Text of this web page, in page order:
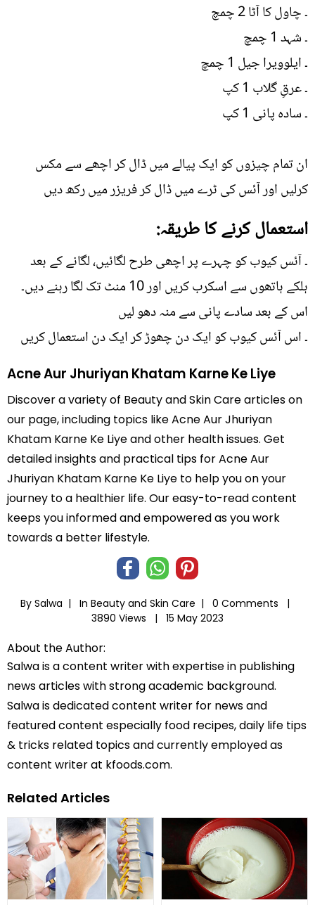
۔ چاول کا آٹا 2 چمچ
۔ شہد 1 چمچ
۔ ایلوویرا جیل 1 چمچ
۔ عرقِ گلاب 1 کپ
۔ سادہ پانی 1 کپ
ان تمام چیزوں کو ایک پیالے میں ڈال کر اچھے سے مکس
کرلیں اور آئس کی ٹرے میں ڈال کر فریزر میں رکھ دیں
استعمال کرنے کا طریقہ:
۔ آئس کیوب کو چہرے پر اچھی طرح لگائیں، لگانے کے بعد
ہلکے ہاتھوں سے اسکرب کریں اور 10 منٹ تک لگا رہنے دیں۔
اس کے بعد سادے پانی سے منہ دھو لیں
۔ اس آئس کیوب کو ایک دن چھوڑ کر ایک دن استعمال کریں
Acne Aur Jhuriyan Khatam Karne Ke Liye
Discover a variety of Beauty and Skin Care articles on
our page, including topics like Acne Aur Jhuriyan
Khatam Karne Ke Liye and other health issues. Get
detailed insights and practical tips for Acne Aur
Jhuriyan Khatam Karne Ke Liye to help you on your
journey to a healthier life. Our easy-to-read content
keeps you informed and empowered as you work
towards a better lifestyle.
By Salwa | In Beauty and Skin Care |
0 Comments |
3890 Views |
15 May 2023
About the Author:
Salwa is a content writer with expertise in publishing
news articles with strong academic background.
Salwa is dedicated content writer for news and
featured content especially food recipes, daily life tips
& tricks related topics and currently employed as
content writer at kfoods.com.
Related Articles